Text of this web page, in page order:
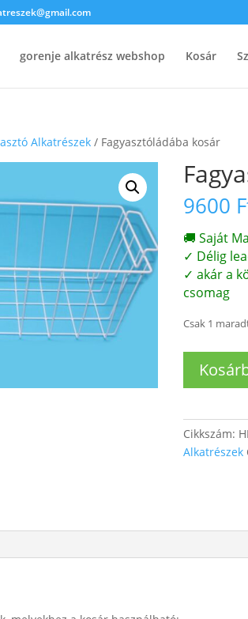
gorenje alkatrész webshop Kosár
Alkatrészek / Fagyasztóládába kosár
9600
🚚 Saját
✓ Délig
✓ akár a
csomag
Csak 1
kosár
Cikkszám:
Alkatrészek